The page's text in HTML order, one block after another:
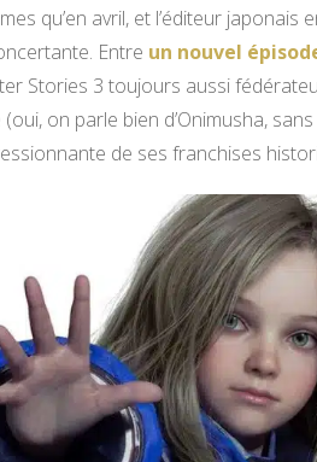
qu’en avril, et l’éditeur
Entre un nouvel
Stories 3 toujours aussi
on parle bien d’Onimusha,
de ses franchises